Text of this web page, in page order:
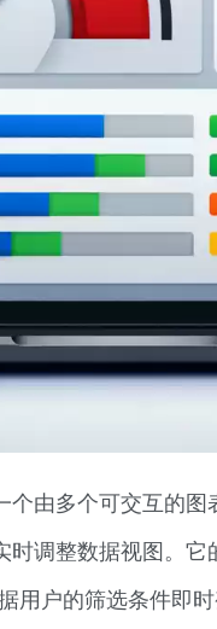
由多个可交互的
时调整数据视图。
用户的筛选条件即